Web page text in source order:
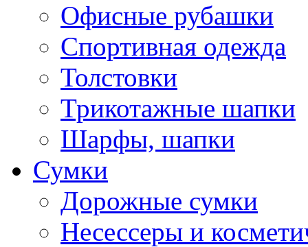
Офисные рубашки
Спортивная одежда
Толстовки
Трикотажные шапки
Шарфы, шапки
Сумки
Дорожные сумки
Несессеры и